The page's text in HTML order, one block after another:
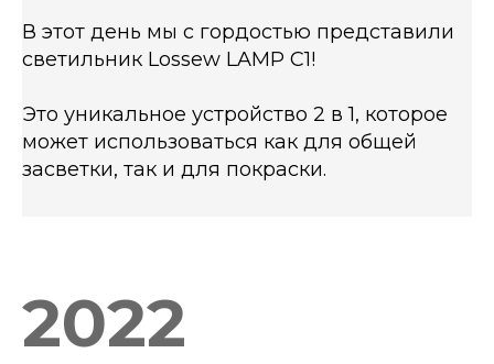
В этот день мы с гордостью представили
светильник Lossew LAMP C1!
Это уникальное устройство 2 в 1, которое
может использоваться как для общей
засветки, так и для покраски.
2022